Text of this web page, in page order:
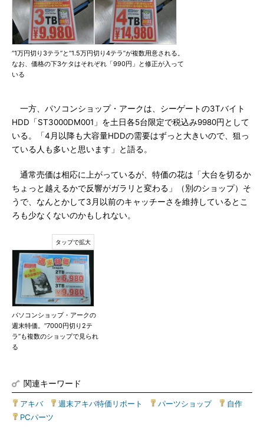
“1万円切り3テラ”と“1.5万円切り4テラ”が複数用意される。
なお、価格の下3ケタはそれぞれ「990円」と修正が入って
いる
一方、パソコンショップ・アークは、シーゲートの3Tバイト
HDD「ST3000DM001」を土日各5台限定で税込み9980円として
いる。「4月以降も大容量HDDの需要はずっと大きいので、狙っ
ている人も多いと思います」と語る。
通常売価は相応に上がっているが、特価の花は「大台を切るか
ちょっと越えるかで反響がガラリと変わる」（別のショップ）そ
うで、なんとかして3月以前のキャッチーさを維持しているとこ
ろも少なくないのかもしれない。
パソコンショップ・アークの
週末特価。“7000円切り2テ
ラ”も複数のショップで見られ
る
関連キーワード
アキバ| 週末アキバ特価リポート パーツショップ| 自作
PCパーツ